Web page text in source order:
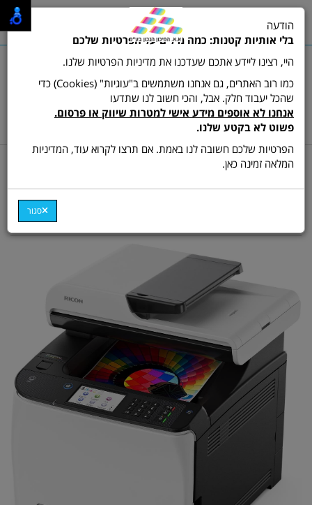
שרות לקוחות ותמיכה:03-9511473
hamikun4u@gmail.com
תפריט
דף בית מדפסות מדפסת משולבת צבע
מדפסת משולבת לייזר צבעונית
הודעה
בלי אותיות קטנות: כמה מילים על הפרטיות שלכם
היי, רצינו ליידע אתכם שעדכנו את מדיניות הפרטיות שלנו.
כמו רוב האתרים, גם אנחנו משתמשים ב"עוגיות" (Cookies) כדי
שהכל יעבוד חלק. אבל, והכי חשוב לנו שתדעו
אנחנו לא אוספים מידע אישי למטרות שיווק או פרסום.
פשוט לא בקטע שלנו.
הפרטיות שלכם חשובה לנו באמת. אם תרצו לקרוא עוד, המדיניות
המלאה זמינה כאן.
סגור